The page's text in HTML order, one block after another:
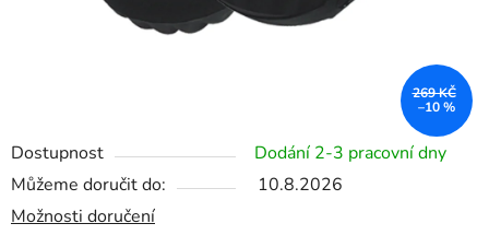
Dostupnost
Dodání 2-3 pracovní dny
Můžeme doručit do:
10.8.2026
Možnosti doručení
269 KČ
–10 %